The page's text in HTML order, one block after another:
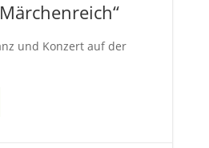
und Konzert auf der